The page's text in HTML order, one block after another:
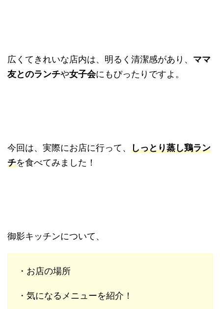
広くてきれいな店内は、明るく清潔感があり、 ママ
友とのランチや女子会にもぴったりですよ。
今回は、実際にお店に行って、 しっとり蒸し鶏ラン
チを食べてみました！
御影キッチンについて、
・お店の場所
・気になるメニューを紹介！